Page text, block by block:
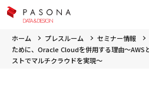
ホーム プレスルーム セミナー情報
ために、Oracle Cloudを併用する理由～
ストでマルチクラウドを実現～